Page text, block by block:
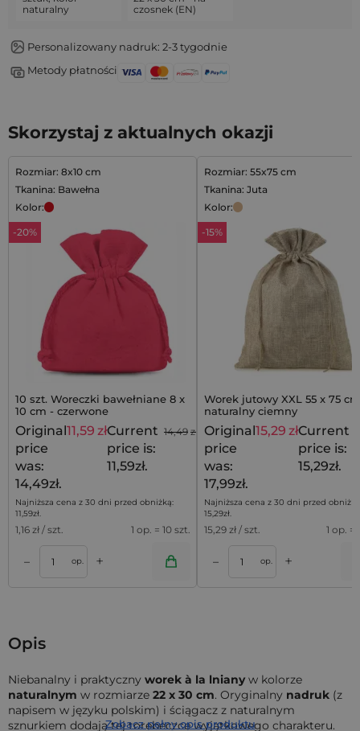
naturalny
czosnek (EN)
Personalizowany nadruk: 2-3 tygodnie
Metody płatności
Skorzystaj z aktualnych okazji
Rozmiar: 8x10 cm
Tkanina: Bawełna
Kolor:
-20%
10 szt. Woreczki bawełniane 8 x
10 cm - czerwone
14,49 zł
Original
price
was:
14,49zł.
11,59 złCurrent
price is:
11,59zł.
Najniższa cena z 30 dni przed obniżką:
11,59zł.
1,16 zł / szt. 1 op. = 10 szt.
– op. +
Rozmiar: 55x75 cm
Tkanina: Juta
Kolor:
-15%
Worek jutowy XXL 55 x 75
naturalny ciemny
Original
price
was:
17,99zł.
15,29 złCurrent
price is:
15,29zł.
Najniższa cena z 30 dni przed
15,29zł.
15,29 zł / szt. 1 op. =
– op. +
Dodaj do koszyka
Opis
Niebanalny i praktyczny worek à la lniany w kolorze
naturalnym w rozmiarze 22 x 30 cm. Oryginalny nadruk (z
napisem w języku polskim) i ściągacz z naturalnym
sznurkiem dodają tej torebeczce wyjątkowego charakteru.
Zobacz pełny opis produktu